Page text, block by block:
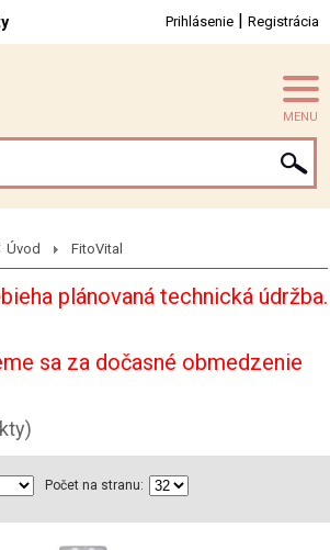
Prihlásenie | Registrácia
MENU
Úvod FitoVital
plánovaná technická údržba.
sa za dočasné obmedzenie
Počet na stranu: